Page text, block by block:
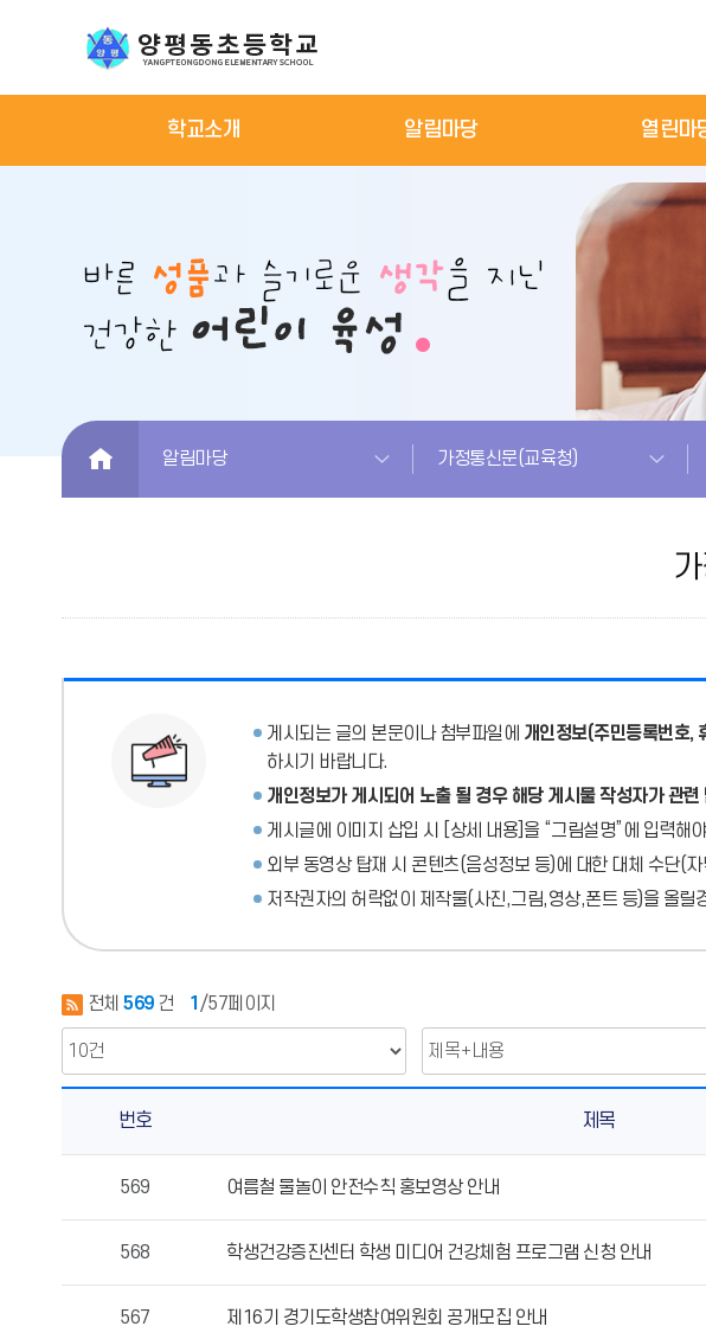
학교소개 알림마당 열린마
HOME 알림마당 가정통신문(교육청)
게시되는 글의 본문이나 첨부파일에 개인정보(주민등록번호,
하시기 바랍니다.
개인정보가 게시되어 노출 될 경우 해당 게시물 작성자가 관련
게시글에 이미지 삽입 시 [상세 내용]을 “그림설명”에 입력해
외부 동영상 탑재 시 콘텐츠(음성정보 등)에 대한 대체 수단(
저작권자의 허락없이 제작물(사진,그림,영상,폰트 등)을 올
전체 569 건 1 /57페이지
통
문
번호 제목
569 여름철 물놀이 안전수칙 홍보영상 안내
568 학생건강증진센터 학생 미디어 건강체험 프로그램 신청 안내
567 제16기 경기도학생참여위원회 공개모집 안내